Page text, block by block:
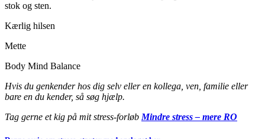
stok og sten.
Kærlig hilsen
Mette
Body Mind Balance
Hvis du genkender hos dig selv eller en kollega, ven, familie eller
bare en du kender, så søg hjælp.
Tag gerne et kig på mit stress-forløb Mindre stress – mere RO